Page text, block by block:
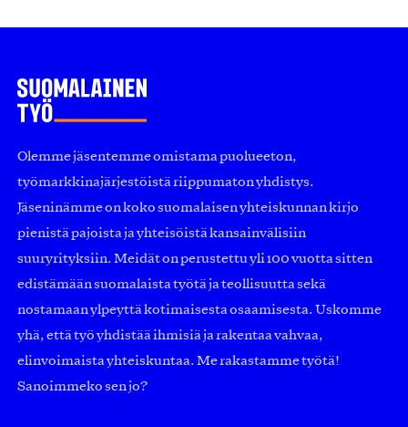
Olemme jäsentemme omistama puolueeton,
työmarkkinajärjestöistä riippumaton yhdistys.
Jäseninämme on koko suomalaisen yhteiskunnan kirjo
pienistä pajoista ja yhteisöistä kansainvälisiin
suuryrityksiin. Meidät on perustettu yli 100 vuotta sitten
edistämään suomalaista työtä ja teollisuutta sekä
nostamaan ylpeyttä kotimaisesta osaamisesta. Uskomme
yhä, että työ yhdistää ihmisiä ja rakentaa vahvaa,
elinvoimaista yhteiskuntaa. Me rakastamme työtä!
Sanoimmeko sen jo?